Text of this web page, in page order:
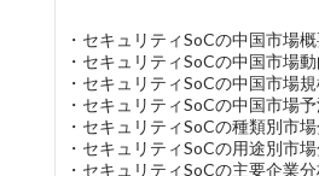
・セキュリティSoCの中国市場
・セキュリティSoCの中国市場動
・セキュリティSoCの中国市場
・セキュリティSoCの中国市場
・セキュリティSoCの種類別市
・セキュリティSoCの用途別市
・セキュリティSoCの主要企業